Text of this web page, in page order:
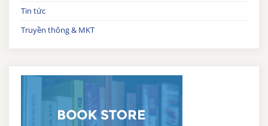
Tin tức
Truyền thông & MKT